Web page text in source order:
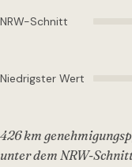
NRW-Schnitt
Niedrigster Wert
426 km
unter dem NRW-